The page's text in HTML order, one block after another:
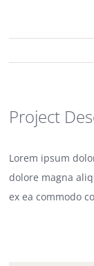
Project
Lorem ipsum
dolore magna
ex ea commodo